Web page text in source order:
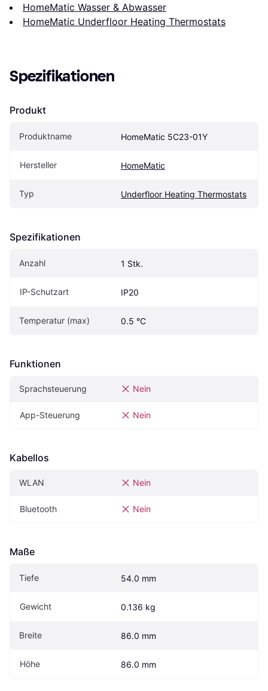
HomeMatic Wasser & Abwasser
HomeMatic Underfloor Heating Thermostats
Spezifikationen
Produkt
Produktname HomeMatic 5C23-01Y
Hersteller HomeMatic
Typ Underfloor Heating Thermostats
Spezifikationen
Anzahl 1 Stk.
IP-Schutzart IP20
Temperatur (max) 0.5 °C
Funktionen
Sprachsteuerung Nein
App-Steuerung Nein
Kabellos
WLAN Nein
Bluetooth Nein
Maße
Tiefe 54.0 mm
Gewicht 0.136 kg
Breite 86.0 mm
Höhe 86.0 mm